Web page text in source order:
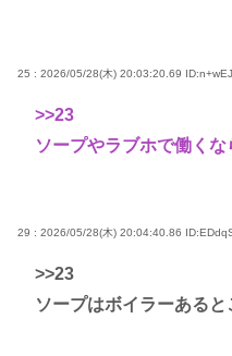
25 : 2026/05/28(木) 20:03:20.69
>>23
ソープやラブホで働くな
29 : 2026/05/28(木) 20:04:40.86
>>23
ソープはボイラーある